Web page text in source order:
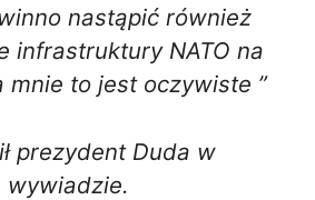
nastąpić również
infrastruktury NATO na
mnie to jest oczywiste ”
prezydent Duda w
wywiadzie.